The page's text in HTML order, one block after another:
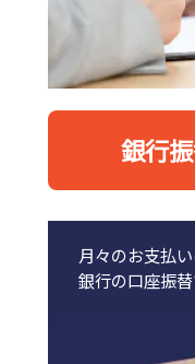
銀行
月々のお支払
銀行の口座振